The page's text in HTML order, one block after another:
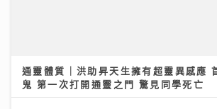
通靈體質｜洪助昇天生擁有超靈異感應
鬼 第一次打開通靈之門 驚見同學死亡